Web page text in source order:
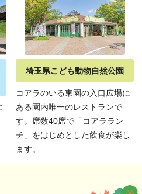
埼玉県こども動物自然公園
コアラのいる東園の入口広場に
ある園内唯一のレストランで
す。席数40席で「コアララン
チ」をはじめとした飲食が楽し
ます。